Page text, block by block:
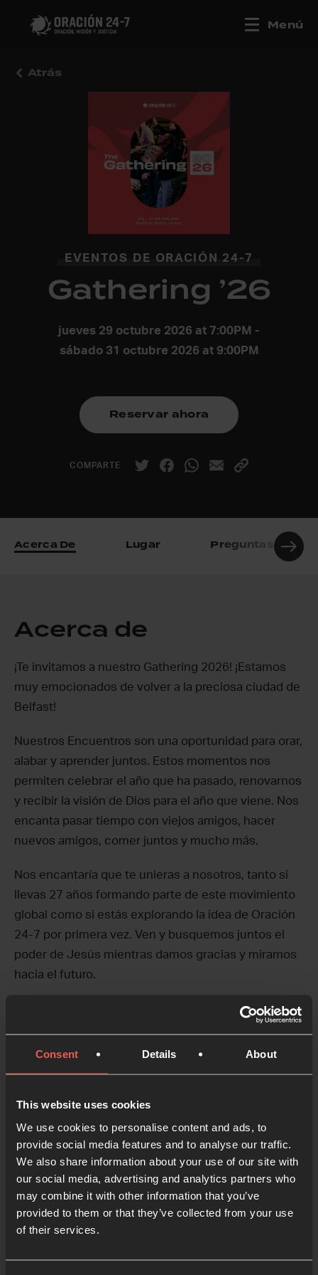
Consent Details About
This website uses cookies
We use cookies to personalise content and ads, to
provide social media features and to analyse our traffic.
We also share information about your use of our site with
our social media, advertising and analytics partners who
may combine it with other information that you’ve
provided to them or that they’ve collected from your use
of their services.
Menú
Atrás
EVENTOS DE ORACIÓN 24-7
Gathering ’26
jueves 29 octubre 2026 at 7:00PM -
sábado 31 octubre 2026 at 9:00PM
Reservar ahora
COMPARTE
Acerca De Lugar Preguntas
Acerca de
¡Te invitamos a nuestro Gathering 2026! ¡Estamos
muy emocionados de volver a la preciosa ciudad de
Belfast!
Nuestros Encuentros son una oportunidad para orar,
alabar y aprender juntos. Estos momentos nos
permiten celebrar el año que ha pasado, renovarnos
y recibir la visión de Dios para el año que viene. Nos
encanta pasar tiempo con viejos amigos, hacer
nuevos amigos, comer juntos y mucho más.
Nos encantaría que te unieras a nosotros, tanto si
llevas 27 años formando parte de este movimiento
global como si estás explorando la idea de Oración
24-7 por primera vez. Ven y busquemos juntos el
poder de Jesús mientras damos gracias y miramos
hacia el futuro.
Belfast ofrece muchos lugares para compartir
comidas, cultura y mucho más. Irlanda ha sido
durante mucho tiempo una tierra de oración,
peregrinación y un profundo legado espiritual.
Desde los primeros santos celtas que encendieron
las antorchas de la fe que dieron forma a la historia
de las Islas Británicas hasta los movimientos de